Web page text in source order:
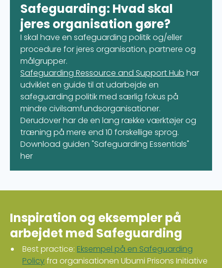
Safeguarding: Hvad skal
jeres organisation gøre?
I skal have en safeguarding politik og/eller
procedure for jeres organisation, partnere og
målgrupper.
Safeguarding Ressource and Support Hub har
udviklet en guide til at udarbejde en
safeguarding politik med særlig fokus på
mindre civilsamfundsorganisationer.
Derudover har de en lang række værktøjer og
træning på mere end 10 forskellige sprog.
Download guiden "Safeguarding Essentials"
her
Inspiration og eksempler på
arbejdet med Safeguarding
Best practice: Eksempel på en Safeguarding
Policyfra organisationen Ubumi Prisons Initiative